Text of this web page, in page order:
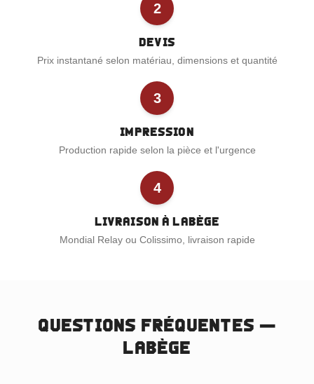
2
Devis
Prix instantané selon matériau, dimensions et quantité
3
Impression
Production rapide selon la pièce et l'urgence
4
Livraison à Labège
Mondial Relay ou Colissimo, livraison rapide
Questions fréquentes —
Labège